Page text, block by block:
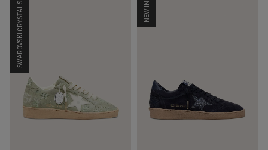
SWAROVSKI CRYSTALS NEW IN